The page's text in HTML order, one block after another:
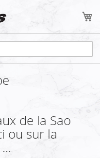
de la Sao
ou sur la